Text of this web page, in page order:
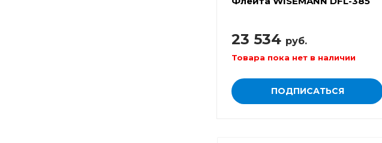
23 534 руб.
Товара пока нет в наличии
ПОДПИСАТЬСЯ